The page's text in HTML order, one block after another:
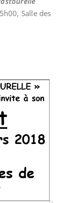
Salle des